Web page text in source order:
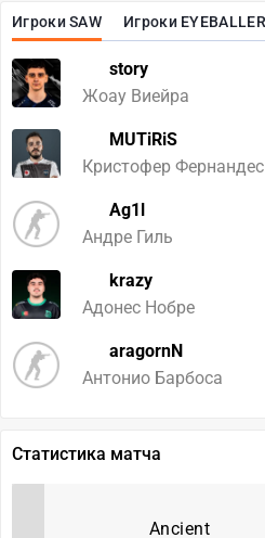
Игроки SAW Игроки
story
Жоау Виейра
MUTiRiS
Кристофер Фернандес
Ag1l
Андре Гиль
krazy
Адонес Нобре
aragornN
Антонио Барбоса
Статистика матча
Ancient